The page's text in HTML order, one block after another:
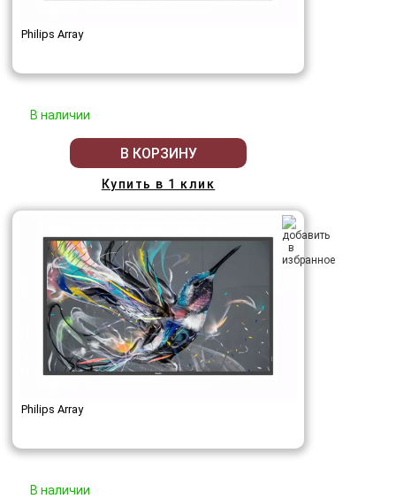
Philips Array
В наличии
В КОРЗИНУ
Купить в 1 клик
Philips Array
В наличии